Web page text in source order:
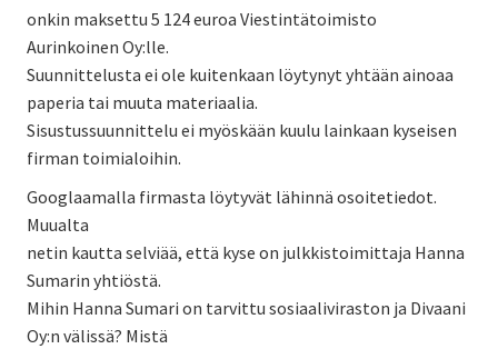
onkin maksettu 5 124 euroa Viestintätoimisto
Aurinkoinen Oy:lle.
Suunnittelusta ei ole kuitenkaan löytynyt yhtään ainoaa
paperia tai muuta materiaalia.
Sisustussuunnittelu ei myöskään kuulu lainkaan kyseisen
firman toimialoihin.
Googlaamalla firmasta löytyvät lähinnä osoitetiedot.
Muualta
netin kautta selviää, että kyse on julkkistoimittaja Hanna
Sumarin yhtiöstä.
Mihin Hanna Sumari on tarvittu sosiaaliviraston ja Divaani
Oy:n välissä? Mistä